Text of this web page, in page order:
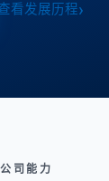
看发展历程
公司能力